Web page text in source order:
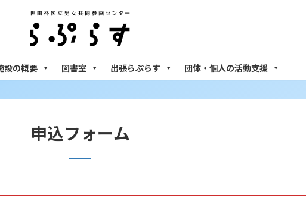
設の概要 図書室 出張らぷらす 団体・個人の活動支援
申込フォーム